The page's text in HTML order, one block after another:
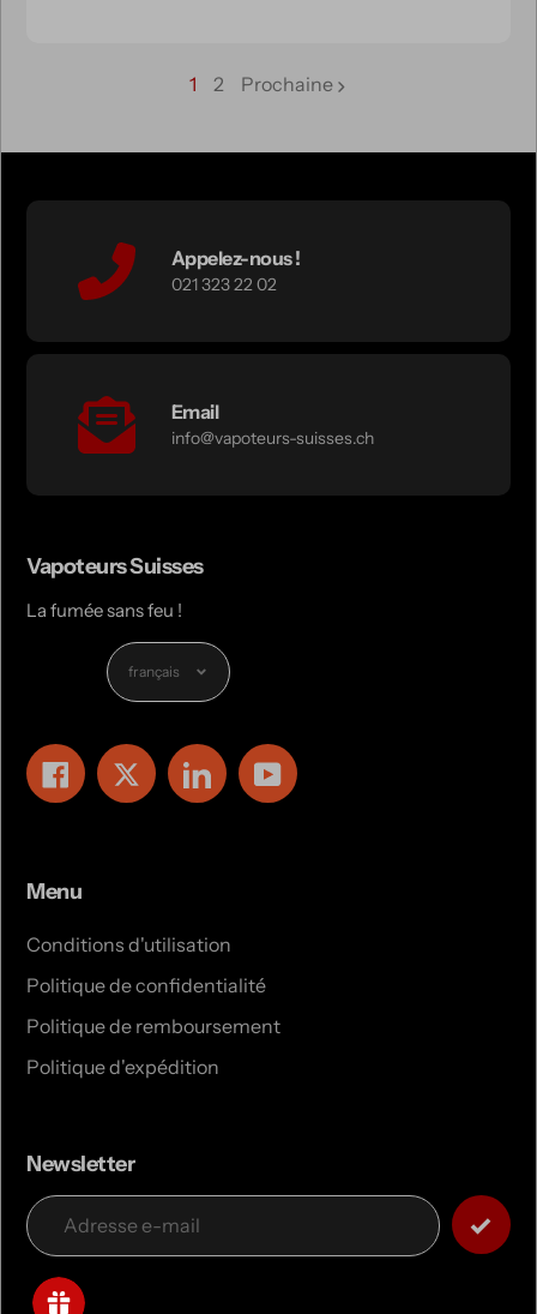
1
page
2 Prochaine
Appelez-nous !
021 323 22 02
Email
info@vapoteurs-suisses.ch
Vapoteurs Suisses
La fumée sans feu !
Langue
français
FacebookTwitterLinkedInYouTube
Menu
Conditions d'utilisation
Politique de confidentialité
Politique de remboursement
Politique d'expédition
Newsletter